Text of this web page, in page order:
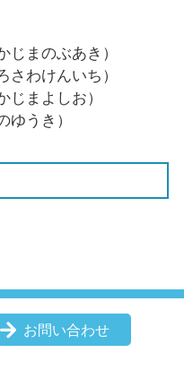
まのぶあき）
けんいち）
まよしお）
うき）
お問い合わせ